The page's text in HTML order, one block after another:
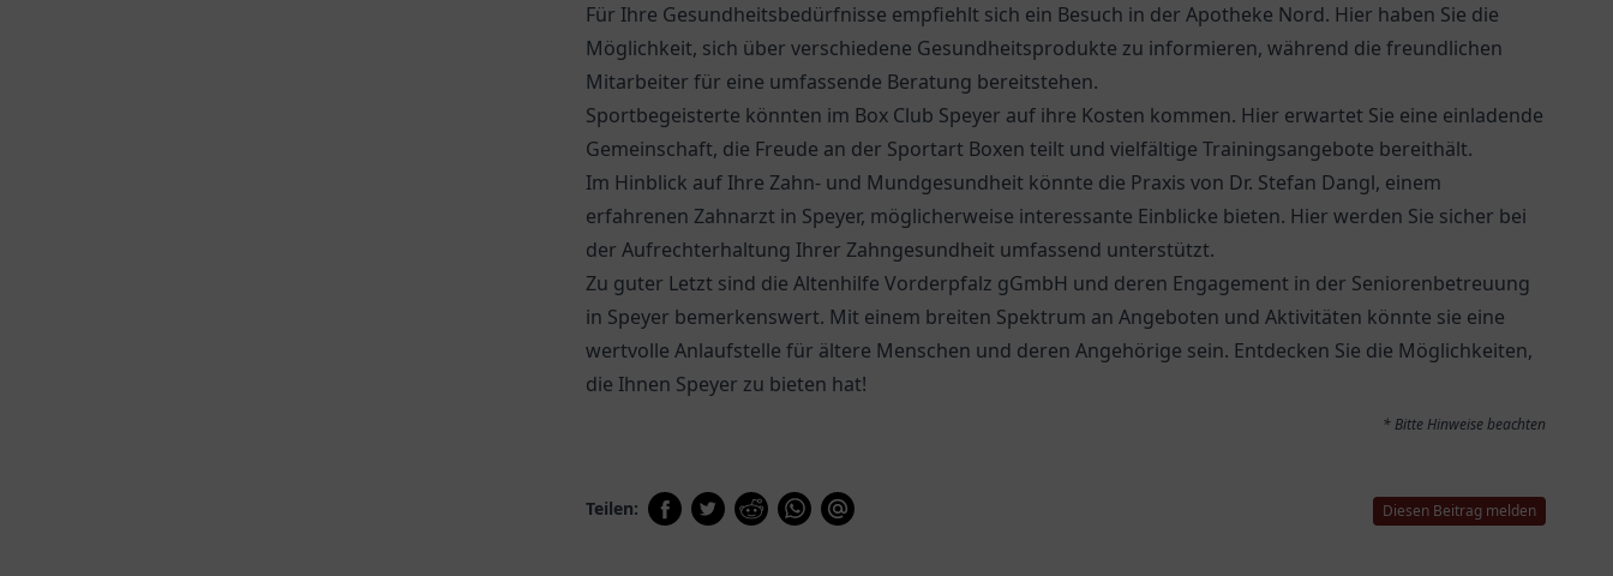
Für Ihre Gesundheitsbedürfnisse empfiehlt sich ein Besuch in der Apotheke Nord. Hier haben Sie die
Möglichkeit, sich über verschiedene Gesundheitsprodukte zu informieren, während die freundlichen
Mitarbeiter für eine umfassende Beratung bereitstehen.
Sportbegeisterte könnten im Box Club Speyer auf ihre Kosten kommen. Hier erwartet Sie eine einladende
Gemeinschaft, die Freude an der Sportart Boxen teilt und vielfältige Trainingsangebote bereithält.
Im Hinblick auf Ihre Zahn- und Mundgesundheit könnte die Praxis von Dr. Stefan Dangl, einem
erfahrenen Zahnarzt in Speyer, möglicherweise interessante Einblicke bieten. Hier werden Sie sicher bei
der Aufrechterhaltung Ihrer Zahngesundheit umfassend unterstützt.
Zu guter Letzt sind die Altenhilfe Vorderpfalz gGmbH und deren Engagement in der Seniorenbetreuung
in Speyer bemerkenswert. Mit einem breiten Spektrum an Angeboten und Aktivitäten könnte sie eine
wertvolle Anlaufstelle für ältere Menschen und deren Angehörige sein. Entdecken Sie die Möglichkeiten,
die Ihnen Speyer zu bieten hat!
* Bitte Hinweise beachten
Teilen: Diesen Beitrag melden